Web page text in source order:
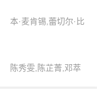
本·麦肯锡,蕾切尔·比
陈秀雯,陈芷菁,邓萃